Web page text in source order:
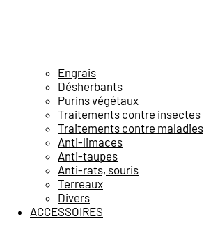
Engrais
Désherbants
Purins végétaux
Traitements contre insectes
Traitements contre maladies
Anti-limaces
Anti-taupes
Anti-rats, souris
Terreaux
Divers
ACCESSOIRES